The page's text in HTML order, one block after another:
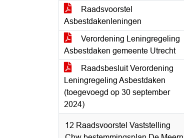
Raadsvoorstel
Asbestdakenleningen
Verordening Leningregeling
Asbestdaken gemeente Utrecht
Raadsbesluit Verordening
Leningregeling Asbestdaken
(toegevoegd op 30 september
2024)
12 Raadsvoorstel Vaststelling